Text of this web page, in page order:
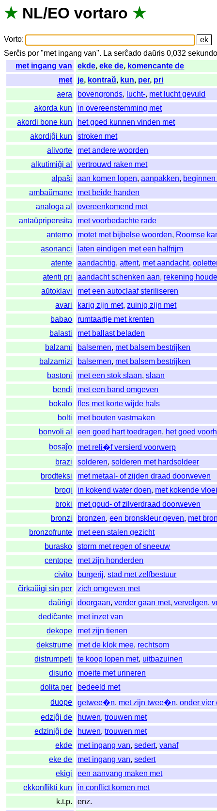
★ NL/EO vortaro ★
Vorto:
Serĉis por "met ingang van". La serĉado daŭris 0,032
met ingang van
ekde,eke de, komencante de
met
je, kontraŭ, kun, per, pri
aera
bovengronds, lucht-, met lucht gevuld
akorda kun
in overeenstemming met
akordi bone kun
het goed kunnen vinden met
akordiĝi kun
stroken met
alivorte
met andere woorden
alkutimiĝi al
vertrouwd raken met
alpaŝi
aan komen lopen,aanpakken, beginnen
ambaŭmane
met beide handen
analoga al
overeenkomend met
antaŭpripensita
met voorbedachte rade
antemo
motet met bijbelse woorden, Roomse
asonanci
laten eindigen met een halfrijm
atente
aandachtig,attent, met aandacht,
atenti pri
aandacht schenken aan, rekening
aŭtoklavi
met een autoclaaf steriliseren
avari
karig zijn met,zuinig zijn met
babao
rumtaartje met krenten
balasti
met ballast beladen
balzami
balsemen, met balsem bestrijken
balzamizi
balsemen, met balsem bestrijken
bastoni
met een stok slaan,slaan
bendi
met een band omgeven
bokalo
fles met korte wijde hals
bolti
met bouten vastmaken
bonvoli al
een goed hart toedragen, het goed
bosaĵo
met reli�f versierd voorwerp
brazi
solderen,solderen met hardsoldeer
brodteksi
met metaal- of zijden draad doorweven
brogi
in kokend water doen, met kokende
broki
met goud- of zilverdraad doorweven
bronzi
bronzen,een bronskleur geven, met
bronzofrunte
met een stalen gezicht
burasko
storm met regen of sneeuw
centope
met zijn honderden
civito
burgerij,stad met zelfbestuur
ĉirkaŭigi sin per
zich omgeven met
daŭrigi
doorgaan,verder gaan met,vervolgen,
dediĉante
met inzet van
dekope
met zijn tienen
dekstrume
met de klok mee, rechtsom
distrumpeti
te koop lopen met, uitbazuinen
disurio
moeite met urineren
dolita per
bedeeld met
duope
getwee�n, met zijn twee�n,onder vier
edziĝi de
huwen,trouwen met
edziniĝi de
huwen,trouwen met
ekde
met ingang van,sedert,vanaf
eke de
met ingang van,sedert
ekigi
een aanvang maken met
ekkonflikti kun
in conflict komen met
k.t.p.
enz.